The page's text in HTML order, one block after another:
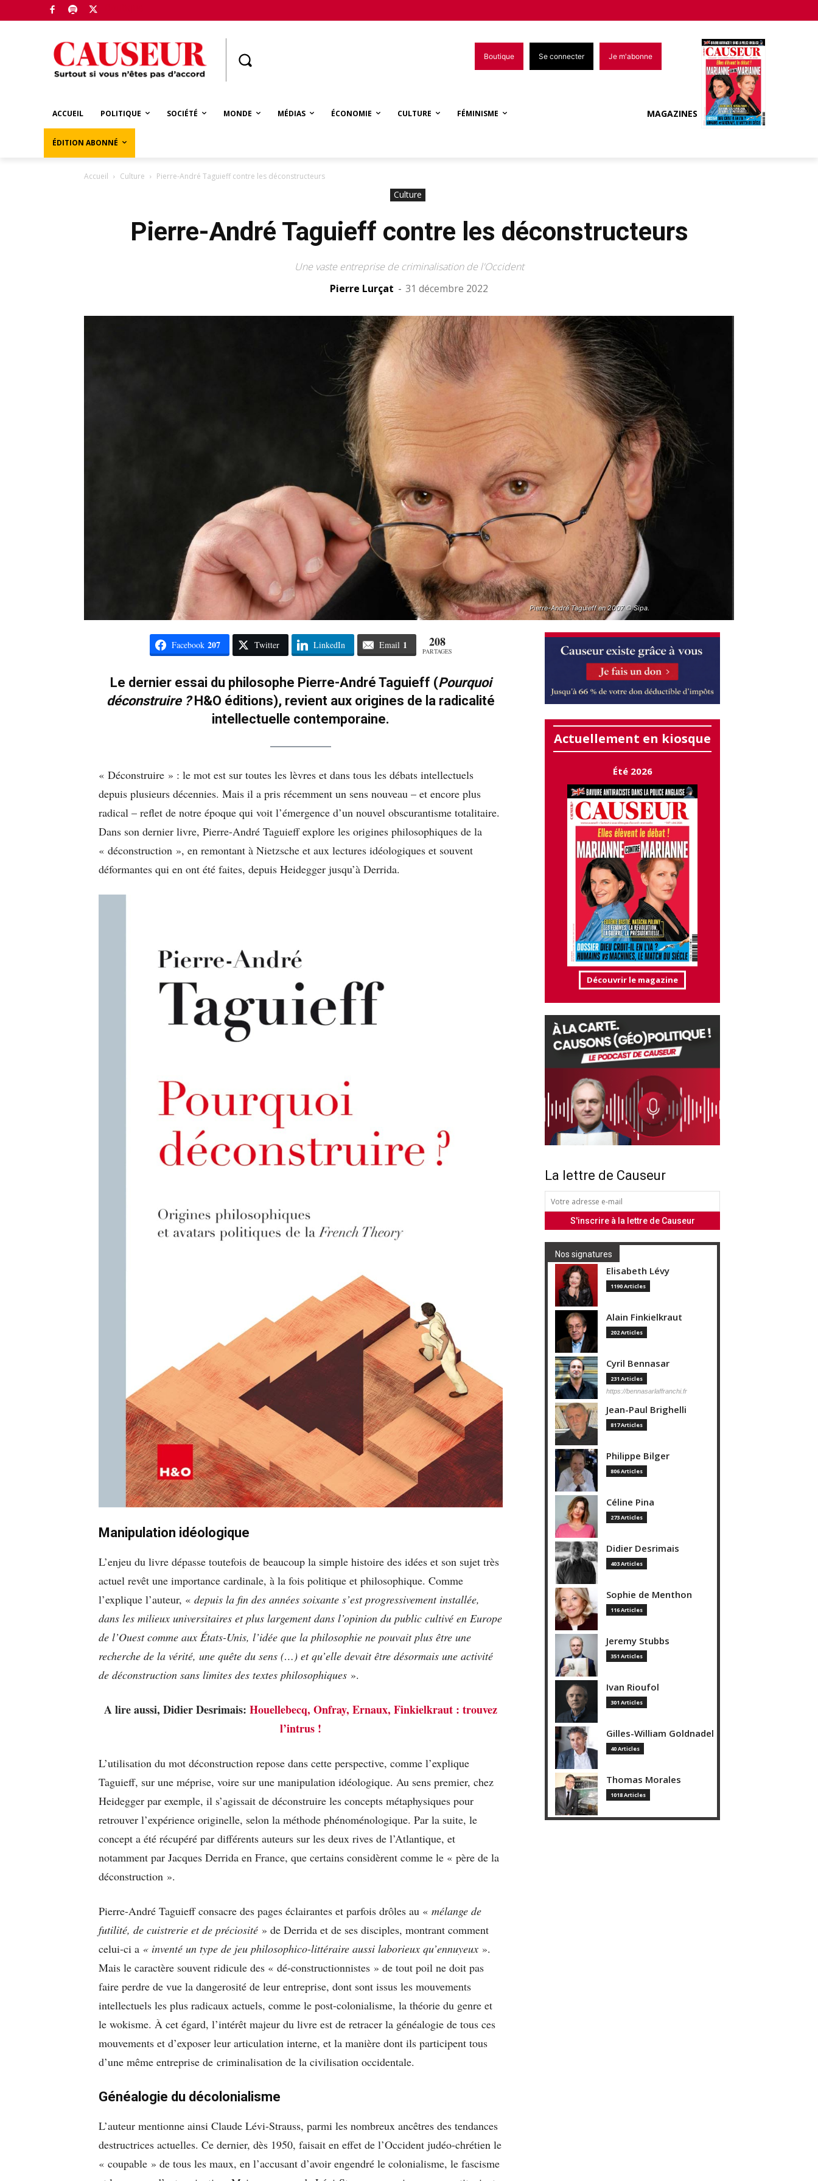
Boutique Se connecter Je m'abonne
ACCUEIL POLITIQUE SOCIÉTÉ MONDE MÉDIAS ÉCONOMIE CULTURE FÉMINISME
ÉDITION ABONNÉ
MAGAZINES
Accueil Culture Pierre-André Taguieff contre les déconstructeurs
Culture
Pierre-André Taguieff contre les déconstructeurs
Une vaste entreprise de criminalisation de l'Occident
Pierre Lurçat - 31 décembre 2022
Pierre-André Taguieff en 2007 © Sipa.
Facebook 207 Twitter LinkedIn Email 1 208
PARTAGES
Le dernier essai du philosophe Pierre-André Taguieff (Pourquoi
déconstruire ?H&O éditions), revient aux origines de la radicalité
intellectuelle contemporaine.
« Déconstruire » : le mot est sur toutes les lèvres et dans tous les débats intellectuels
depuis plusieurs décennies. Mais il a pris récemment un sens nouveau – et encore plus
radical – reflet de notre époque qui voit l’émergence d’un nouvel obscurantisme totalitaire.
Dans son dernier livre, Pierre-André Taguieff explore les origines philosophiques de la
« déconstruction », en remontant à Nietzsche et aux lectures idéologiques et souvent
déformantes qui en ont été faites, depuis Heidegger jusqu’à Derrida.
Manipulation idéologique
L’enjeu du livre dépasse toutefois de beaucoup la simple histoire des idées et son sujet très
actuel revêt une importance cardinale, à la fois politique et philosophique. Comme
l’explique l’auteur, « depuis la fin des années soixante s’est progressivement installée,
dans les milieux universitaires et plus largement dans l’opinion du public cultivé en Europe
de l’Ouest comme aux États-Unis, l’idée que la philosophie ne pouvait plus être une
recherche de la vérité, une quête du sens (…) et qu’elle devait être désormais une activité
de déconstruction sans limites des textes philosophiques ».
A lire aussi, Didier Desrimais: Houellebecq, Onfray, Ernaux, Finkielkraut : trouvez
l’intrus !
L’utilisation du mot déconstruction repose dans cette perspective, comme l’explique
Taguieff, sur une méprise, voire sur une manipulation idéologique. Au sens premier, chez
Heidegger par exemple, il s’agissait de déconstruire les concepts métaphysiques pour
retrouver l’expérience originelle, selon la méthode phénoménologique. Par la suite, le
concept a été récupéré par différents auteurs sur les deux rives de l’Atlantique, et
notamment par Jacques Derrida en France, que certains considèrent comme le « père de la
déconstruction ».
Pierre-André Taguieff consacre des pages éclairantes et parfois drôles au « mélange de
futilité, de cuistrerie et de préciosité » de Derrida et de ses disciples, montrant comment
celui-ci a « inventé un type de jeu philosophico-littéraire aussi laborieux qu’ennuyeux ».
Mais le caractère souvent ridicule des « dé-constructionnistes » de tout poil ne doit pas
faire perdre de vue la dangerosité de leur entreprise, dont sont issus les mouvements
intellectuels les plus radicaux actuels, comme le post-colonialisme, la théorie du genre et
le wokisme. À cet égard, l’intérêt majeur du livre est de retracer la généalogie de tous ces
mouvements et d’exposer leur articulation interne, et la manière dont ils participent tous
d’une même entreprise de criminalisation de la civilisation occidentale.
Généalogie du décolonialisme
L’auteur mentionne ainsi Claude Lévi-Strauss, parmi les nombreux ancêtres des tendances
destructrices actuelles. Ce dernier, dès 1950, faisait en effet de l’Occident judéo-chrétien le
« coupable » de tous les maux, en l’accusant d’avoir engendré le colonialisme, le fascisme
Actuellement en kiosque
Été 2026
Découvrir le magazine
La lettre de Causeur
Nos signatures
Elisabeth Lévy
1190 Articles
Alain Finkielkraut
202 Articles
Cyril Bennasar
231 Articles
https://bennasarlaffranchi.fr
Jean-Paul Brighelli
817 Articles
Philippe Bilger
806 Articles
Céline Pina
273 Articles
Didier Desrimais
403 Articles
Sophie de Menthon
116 Articles
Jeremy Stubbs
351 Articles
Ivan Rioufol
301 Articles
Gilles-William Goldnadel
40 Articles
Thomas Morales
1018 Articles